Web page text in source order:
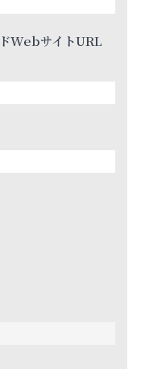
WebサイトURL